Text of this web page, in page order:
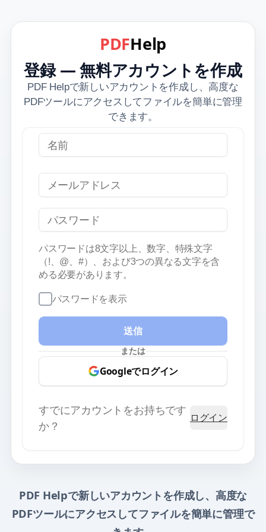
PDFHelp
登録 — 無料アカウントを作成
PDF Helpで新しいアカウントを作成し、高度な
PDFツールにアクセスしてファイルを簡単に管理
できます。
登録
名前
メールアドレス
パスワード
パスワードは8文字以上、数字、特殊文字
（!、@、#）、および3つの異なる文字を含
める必要があります。
パスワードを表示
送信
または
Googleでログイン
すでにアカウントをお持ちです
か？
ログイン
PDF Helpで新しいアカウントを作成し、高度な
PDFツールにアクセスしてファイルを簡単に管理で